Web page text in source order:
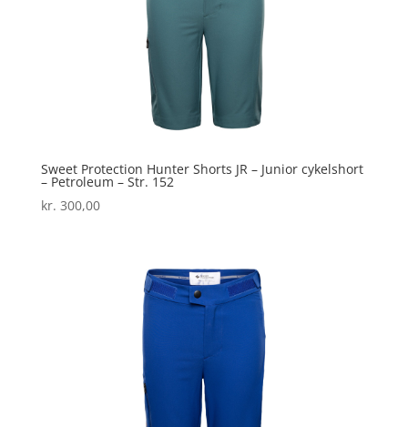
Sweet Protection Hunter Shorts JR – Junior cykelshort
– Petroleum – Str. 152
kr. 300,00